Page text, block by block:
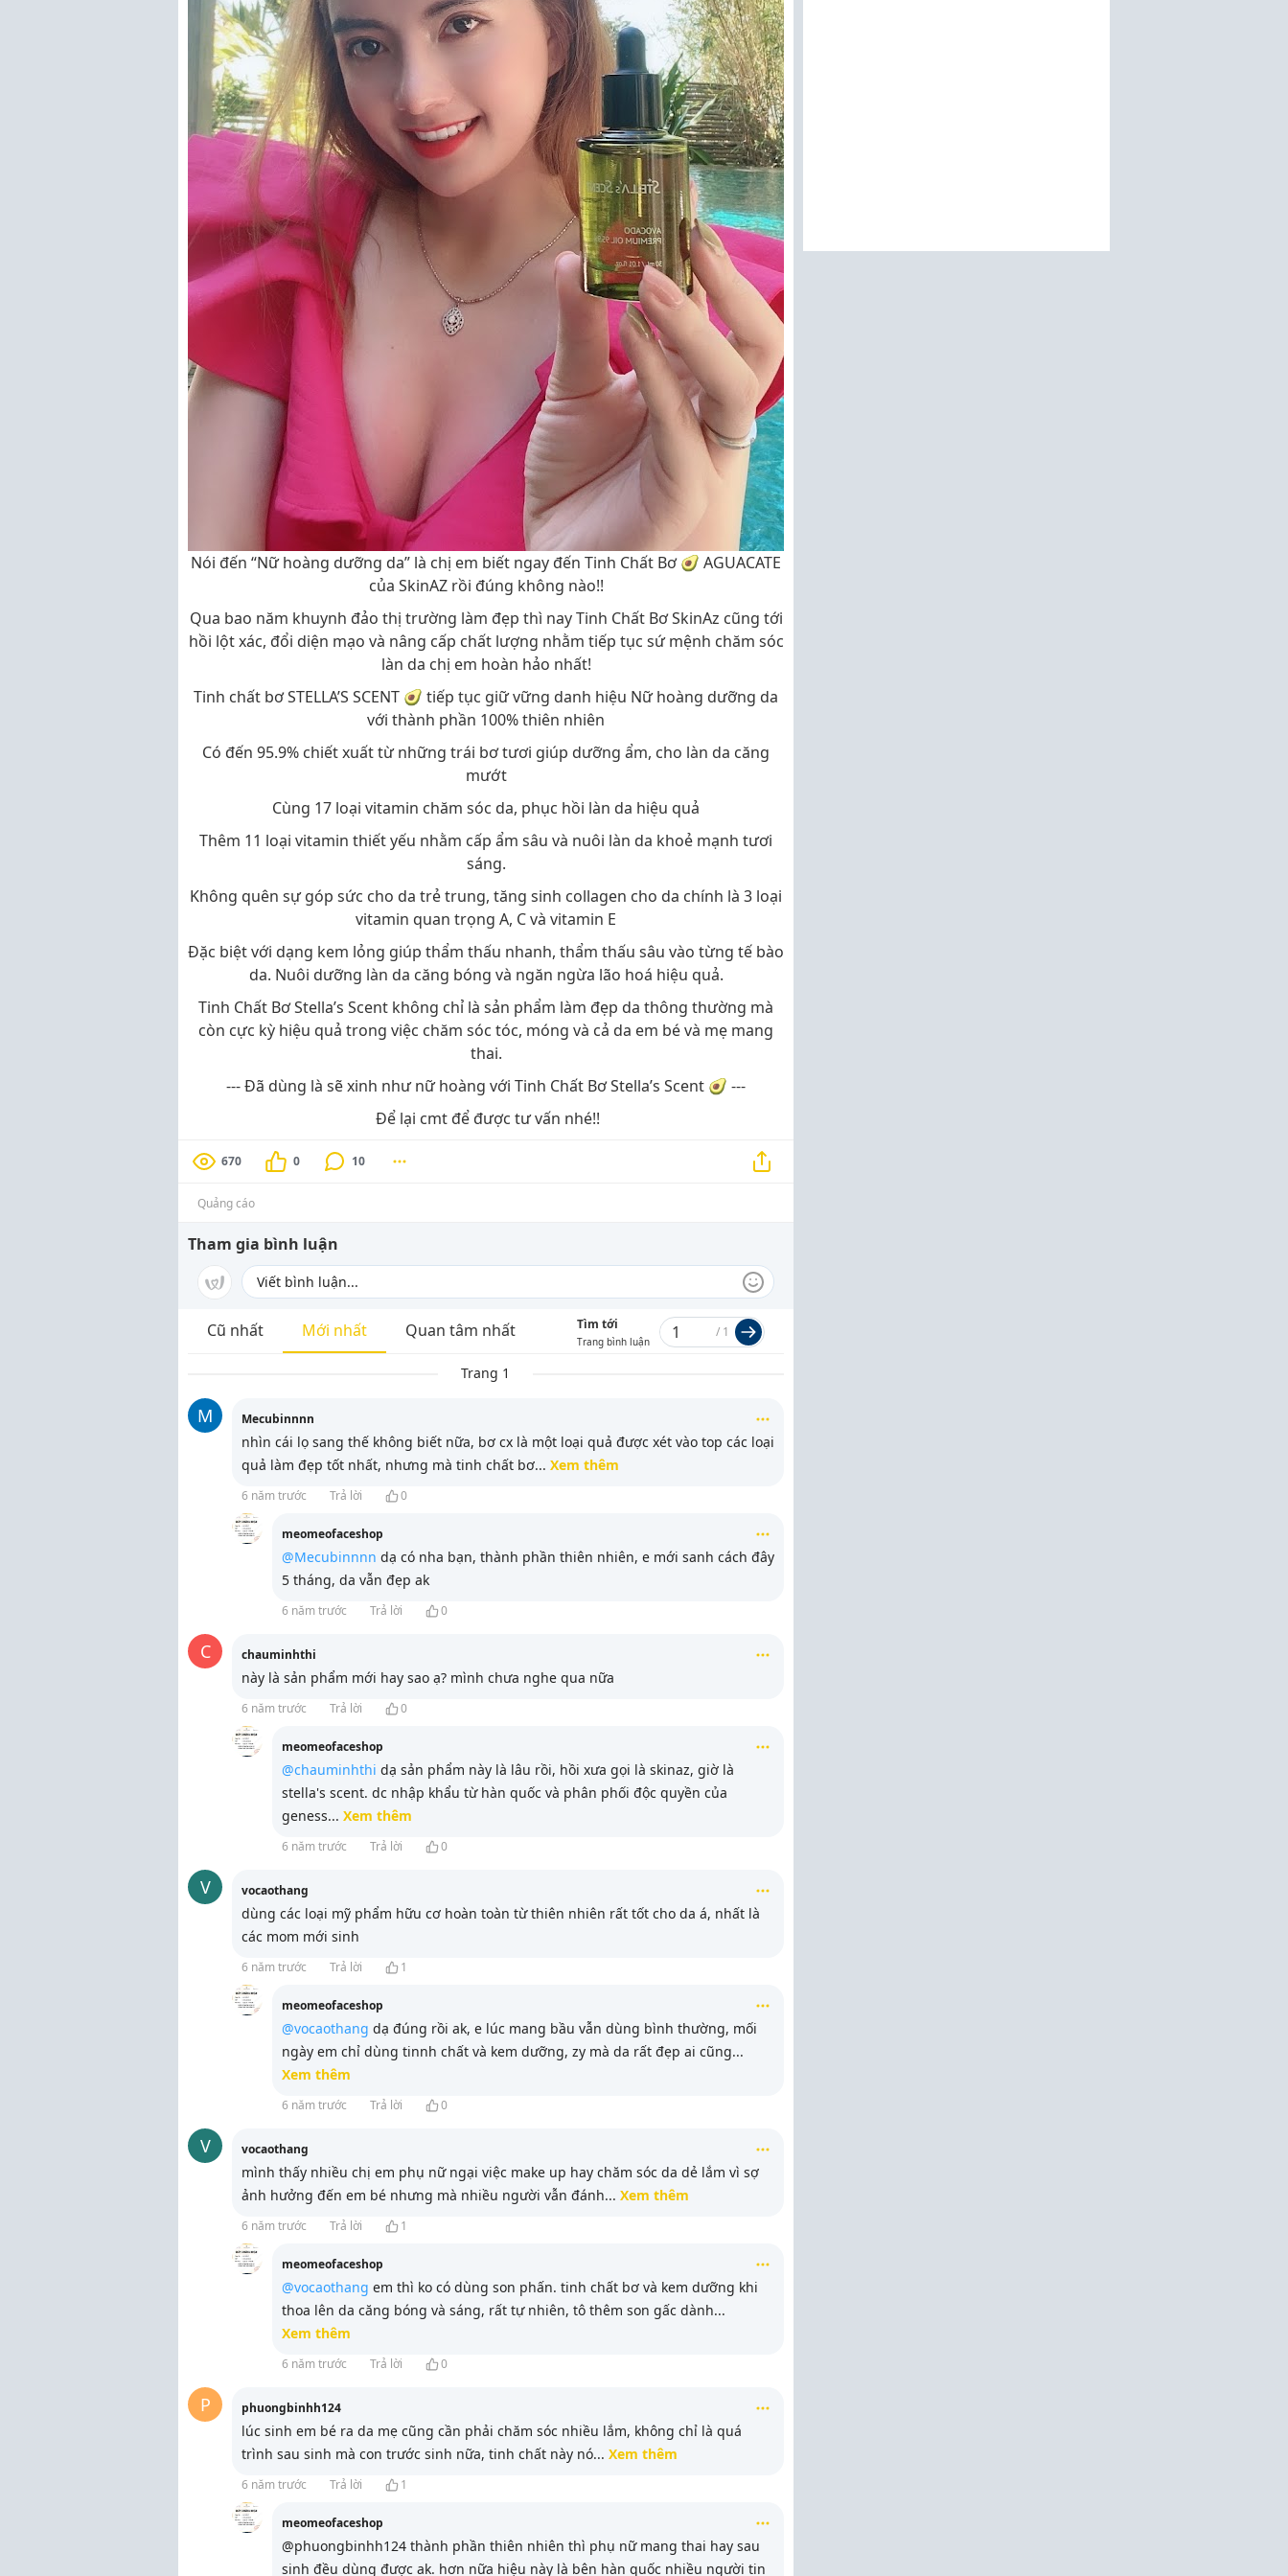
Nói đến “Nữ hoàng dưỡng da” là chị em biết ngay đến Tinh Chất Bơ 🥑 AGUACATE
của SkinAZ rồi đúng không nào!!
Qua bao năm khuynh đảo thị trường làm đẹp thì nay Tinh Chất Bơ SkinAz cũng tới
hồi lột xác, đổi diện mạo và nâng cấp chất lượng nhằm tiếp tục sứ mệnh chăm sóc
làn da chị em hoàn hảo nhất!
Tinh chất bơ STELLA’S SCENT 🥑 tiếp tục giữ vững danh hiệu Nữ hoàng dưỡng da
với thành phần 100% thiên nhiên
Có đến 95.9% chiết xuất từ những trái bơ tươi giúp dưỡng ẩm, cho làn da căng
mướt
Cùng 17 loại vitamin chăm sóc da, phục hồi làn da hiệu quả
Thêm 11 loại vitamin thiết yếu nhằm cấp ẩm sâu và nuôi làn da khoẻ mạnh tươi
sáng.
Không quên sự góp sức cho da trẻ trung, tăng sinh collagen cho da chính là 3 loại
vitamin quan trọng A, C và vitamin E
Đặc biệt với dạng kem lỏng giúp thẩm thấu nhanh, thẩm thấu sâu vào từng tế bào
da. Nuôi dưỡng làn da căng bóng và ngăn ngừa lão hoá hiệu quả.
Tinh Chất Bơ Stella’s Scent không chỉ là sản phẩm làm đẹp da thông thường mà
còn cực kỳ hiệu quả trong việc chăm sóc tóc, móng và cả da em bé và mẹ mang
thai.
--- Đã dùng là sẽ xinh như nữ hoàng với Tinh Chất Bơ Stella’s Scent 🥑 ---
Để lại cmt để được tư vấn nhé!!
670 0 10
Quảng cáo
Tham gia bình luận
Cũ nhất Mới nhất Quan tâm nhất Tìm tới
Trang bình luận
/ 1
Trang 1
M Mecubinnnn
nhìn cái lọ sang thế không biết nữa, bơ cx là một loại quả được xét vào top các loại
quả làm đẹp tốt nhất, nhưng mà tinh chất bơ... Xem thêm
6 năm trước Trả lời 0
meomeofaceshop
@Mecubinnnn dạ có nha bạn, thành phần thiên nhiên, e mới sanh cách đây
5 tháng, da vẫn đẹp ak
6 năm trước Trả lời 0
C chauminhthi
này là sản phẩm mới hay sao ạ? mình chưa nghe qua nữa
6 năm trước Trả lời 0
meomeofaceshop
@chauminhthi dạ sản phẩm này là lâu rồi, hồi xưa gọi là skinaz, giờ là
stella's scent. dc nhập khẩu từ hàn quốc và phân phối độc quyền của
geness... Xem thêm
6 năm trước Trả lời 0
V vocaothang
dùng các loại mỹ phẩm hữu cơ hoàn toàn từ thiên nhiên rất tốt cho da á, nhất là
các mom mới sinh
6 năm trước Trả lời 1
meomeofaceshop
@vocaothang dạ đúng rồi ak, e lúc mang bầu vẫn dùng bình thường, mối
ngày em chỉ dùng tinnh chất và kem dưỡng, zy mà da rất đẹp ai cũng...
Xem thêm
6 năm trước Trả lời 0
V vocaothang
mình thấy nhiều chị em phụ nữ ngại việc make up hay chăm sóc da dẻ lắm vì sợ
ảnh hưởng đến em bé nhưng mà nhiều người vẫn đánh... Xem thêm
6 năm trước Trả lời 1
meomeofaceshop
@vocaothang em thì ko có dùng son phấn. tinh chất bơ và kem dưỡng khi
thoa lên da căng bóng và sáng, rất tự nhiên, tô thêm son gấc dành...
Xem thêm
6 năm trước Trả lời 0
P phuongbinhh124
lúc sinh em bé ra da mẹ cũng cần phải chăm sóc nhiều lắm, không chỉ là quá
trình sau sinh mà con trước sinh nữa, tinh chất này nó... Xem thêm
6 năm trước Trả lời 1
meomeofaceshop
@phuongbinhh124 thành phần thiên nhiên thì phụ nữ mang thai hay sau
sinh đều dùng được ak. hơn nữa hiệu này là bên hàn quốc nhiều người tin